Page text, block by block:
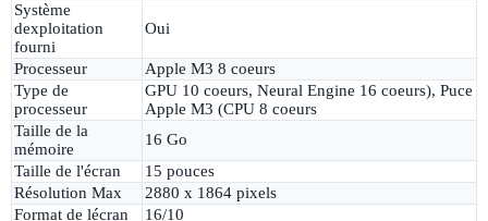
Système
dexploitation
fourni
Oui
Processeur
Apple M3 8 coeurs
Type de
processeur
GPU 10 coeurs, Neural Engine 16 coeurs), Puce
Apple M3 (CPU 8 coeurs
Taille de la
mémoire
16 Go
Taille de l'écran
15 pouces
Résolution Max
2880 x 1864 pixels
Format de lécran
16/10